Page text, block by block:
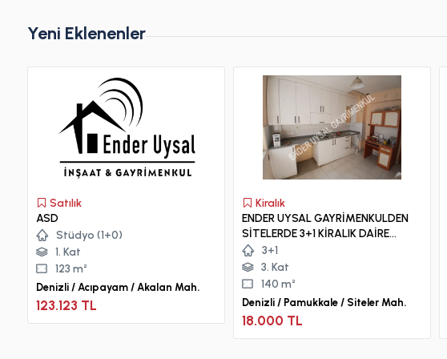
Yeni Eklenenler
Satılık
ASD
Stüdyo (1+0)
1. Kat
123 m²
Denizli / Acıpayam / Akalan Mah.
123.123 TL
Kiralık
ENDER UYSAL GAYRİMENKULDEN
SİTELERDE 3+1 KİRALIK DAİRE...
3+1
3. Kat
140 m²
Denizli / Pamukkale / Siteler Mah.
18.000 TL